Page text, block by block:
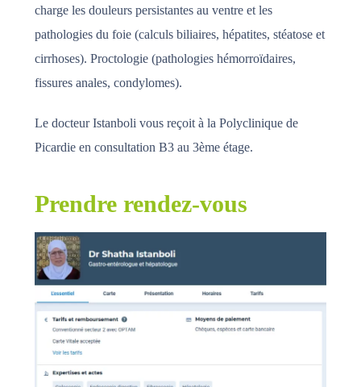
charge les douleurs persistantes au ventre et les
pathologies du foie (calculs biliaires, hépatites, stéatose et
cirrhoses). Proctologie (pathologies hémorroïdaires,
fissures anales, condylomes).
Le docteur Istanboli vous reçoit à la Polyclinique de
Picardie en consultation B3 au 3ème étage.
Prendre rendez-vous